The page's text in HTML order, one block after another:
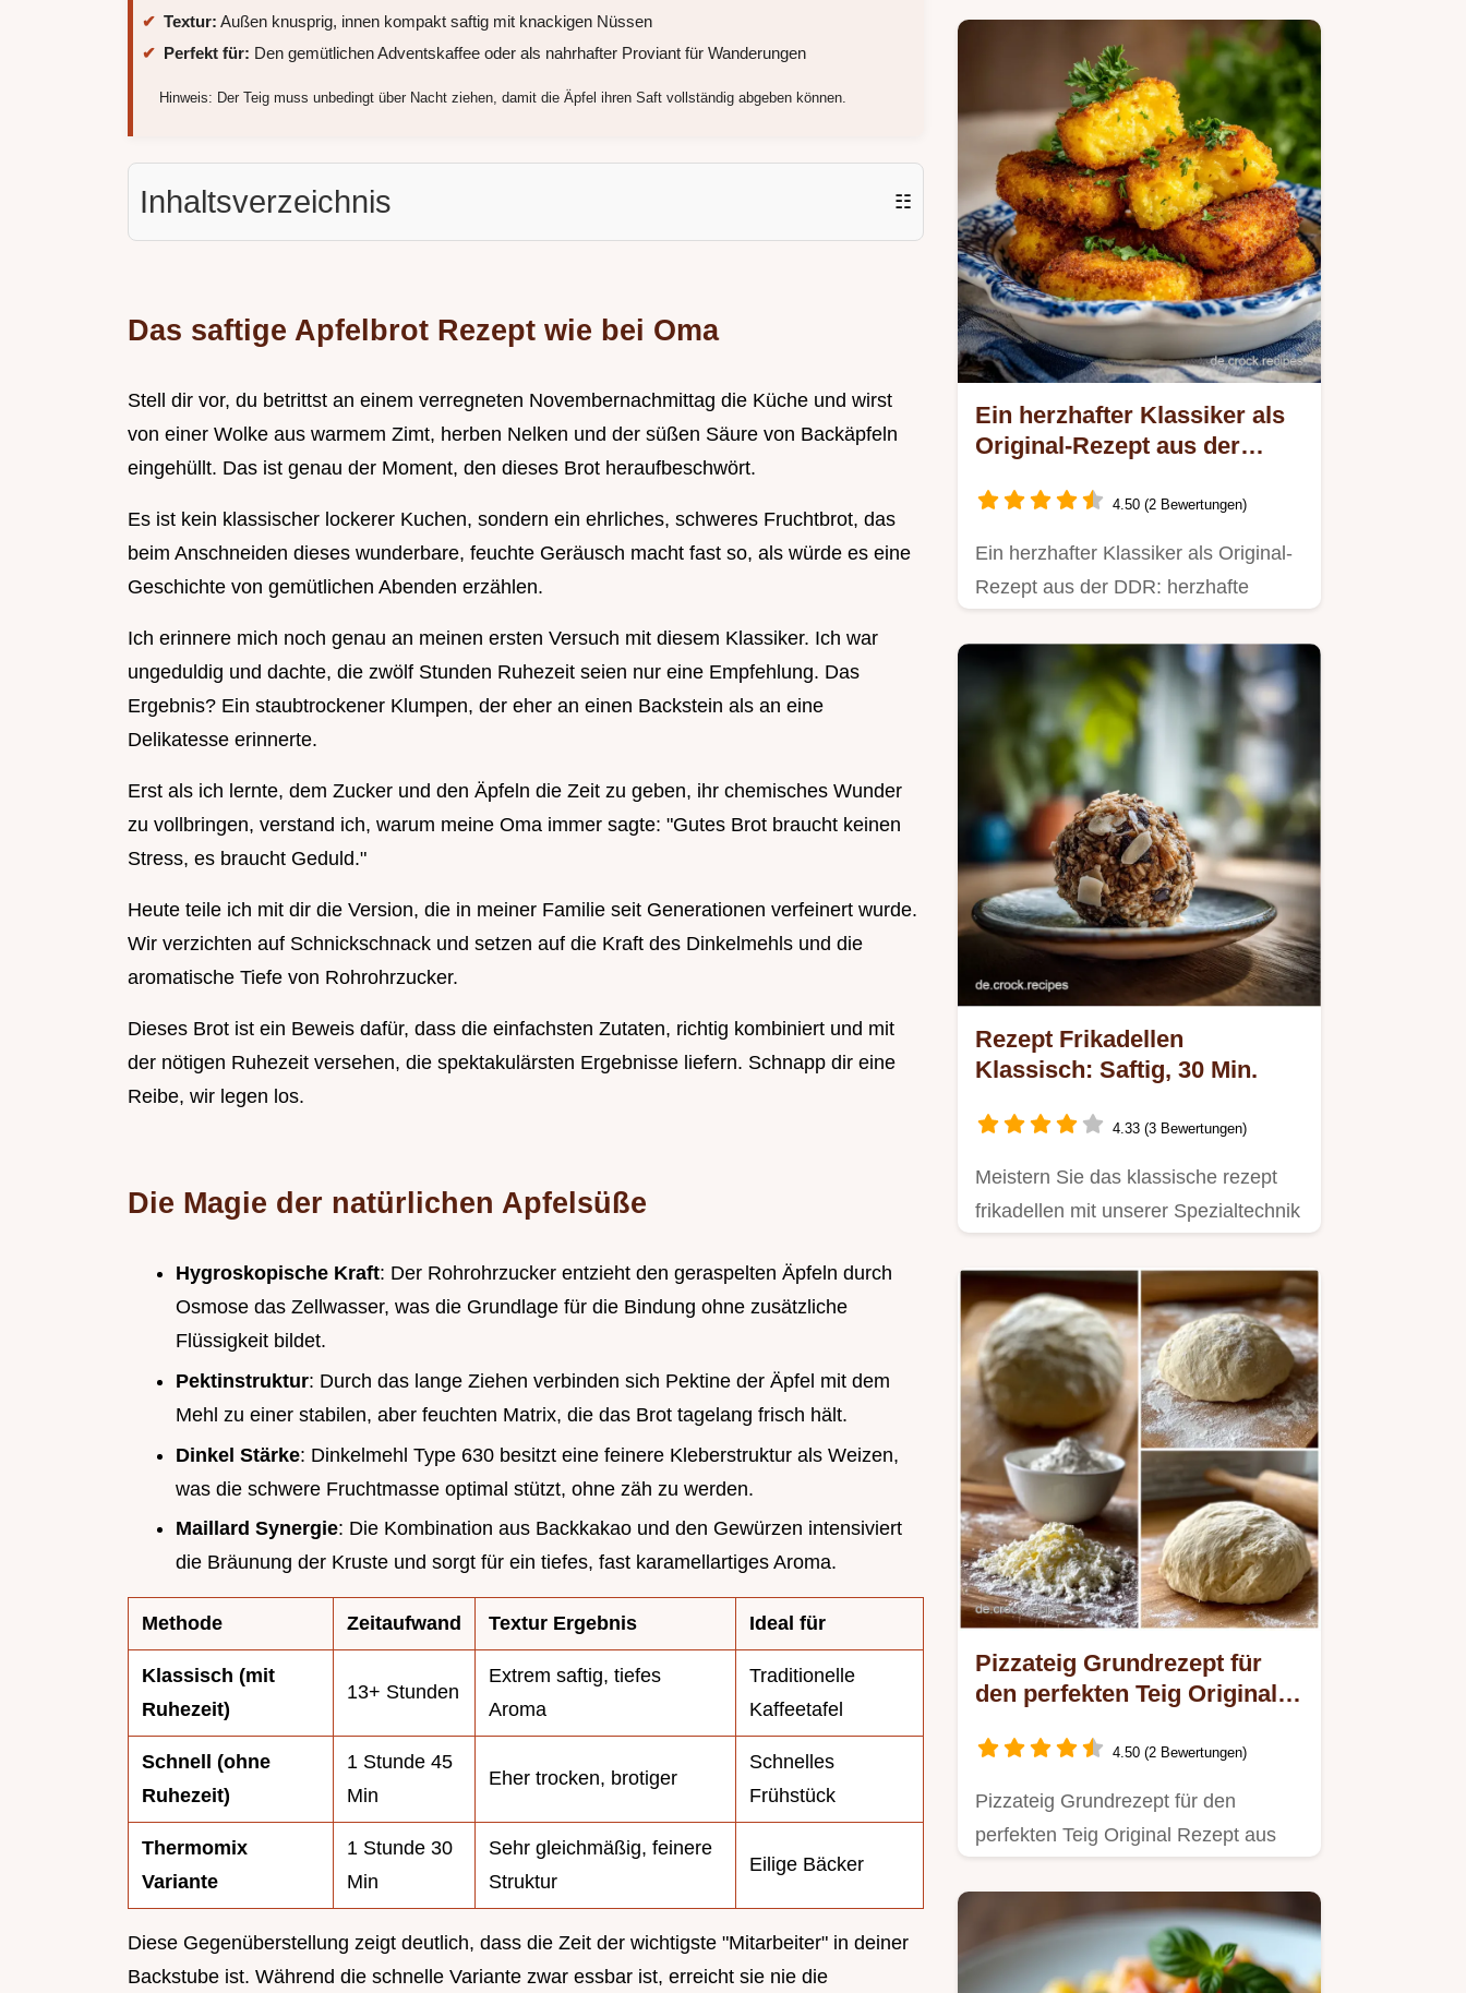
Textur: Außen knusprig, innen kompakt saftig mit knackigen Nüssen
Perfekt für: Den gemütlichen Adventskaffee oder als nahrhafter Proviant für Wanderungen
Hinweis: Der Teig muss unbedingt über Nacht ziehen, damit die Äpfel ihren Saft vollständig abgeben können.
Inhaltsverzeichnis ☷
Das saftige Apfelbrot Rezept wie bei Oma
Stell dir vor, du betrittst an einem verregneten Novembernachmittag die Küche und wirst
von einer Wolke aus warmem Zimt, herben Nelken und der süßen Säure von Backäpfeln
eingehüllt. Das ist genau der Moment, den dieses Brot heraufbeschwört.
Es ist kein klassischer lockerer Kuchen, sondern ein ehrliches, schweres Fruchtbrot, das
beim Anschneiden dieses wunderbare, feuchte Geräusch macht fast so, als würde es eine
Geschichte von gemütlichen Abenden erzählen.
Ich erinnere mich noch genau an meinen ersten Versuch mit diesem Klassiker. Ich war
ungeduldig und dachte, die zwölf Stunden Ruhezeit seien nur eine Empfehlung. Das
Ergebnis? Ein staubtrockener Klumpen, der eher an einen Backstein als an eine
Delikatesse erinnerte.
Erst als ich lernte, dem Zucker und den Äpfeln die Zeit zu geben, ihr chemisches Wunder
zu vollbringen, verstand ich, warum meine Oma immer sagte: "Gutes Brot braucht keinen
Stress, es braucht Geduld."
Heute teile ich mit dir die Version, die in meiner Familie seit Generationen verfeinert wurde.
Wir verzichten auf Schnickschnack und setzen auf die Kraft des Dinkelmehls und die
aromatische Tiefe von Rohrohrzucker.
Dieses Brot ist ein Beweis dafür, dass die einfachsten Zutaten, richtig kombiniert und mit
der nötigen Ruhezeit versehen, die spektakulärsten Ergebnisse liefern. Schnapp dir eine
Reibe, wir legen los.
Die Magie der natürlichen Apfelsüße
Hygroskopische Kraft: Der Rohrohrzucker entzieht den geraspelten Äpfeln durch
Osmose das Zellwasser, was die Grundlage für die Bindung ohne zusätzliche
Flüssigkeit bildet.
Pektinstruktur: Durch das lange Ziehen verbinden sich Pektine der Äpfel mit dem
Mehl zu einer stabilen, aber feuchten Matrix, die das Brot tagelang frisch hält.
Dinkel Stärke: Dinkelmehl Type 630 besitzt eine feinere Kleberstruktur als Weizen,
was die schwere Fruchtmasse optimal stützt, ohne zäh zu werden.
Maillard Synergie: Die Kombination aus Backkakao und den Gewürzen intensiviert
die Bräunung der Kruste und sorgt für ein tiefes, fast karamellartiges Aroma.
Methode Zeitaufwand Textur Ergebnis Ideal für
Klassisch (mit
Ruhezeit)
13+ Stunden
Extrem saftig, tiefes
Aroma
Traditionelle
Kaffeetafel
Schnell (ohne
Ruhezeit)
1 Stunde 45
Min
Eher trocken, brotiger
Schnelles
Frühstück
Thermomix
Variante
1 Stunde 30
Min
Sehr gleichmäßig, feinere
Struktur
Eilige Bäcker
Diese Gegenüberstellung zeigt deutlich, dass die Zeit der wichtigste "Mitarbeiter" in deiner
Backstube ist. Während die schnelle Variante zwar essbar ist, erreicht sie nie die
Ein herzhafter Klassiker als
Original-Rezept aus der
Käse
4.50 (2 Bewertungen)
Ein herzhafter Klassiker als Original-
Rezept aus der DDR: herzhafte
Rezept Frikadellen
Klassisch: Saftig, 30 Min.
4.33 (3 Bewertungen)
Meistern Sie das klassische rezept
frikadellen mit unserer Spezialtechnik
Pizzateig Grundrezept für
den perfekten Teig Original
4.50 (2 Bewertungen)
Pizzateig Grundrezept für den
perfekten Teig Original Rezept aus